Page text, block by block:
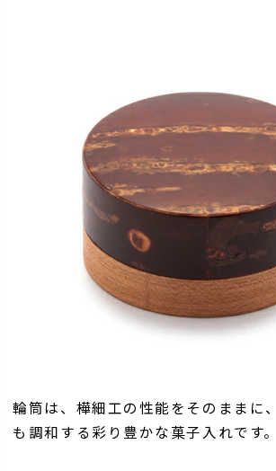
輪筒は、樺細工の性能をそのままに
も調和する彩り豊かな菓子入れです。